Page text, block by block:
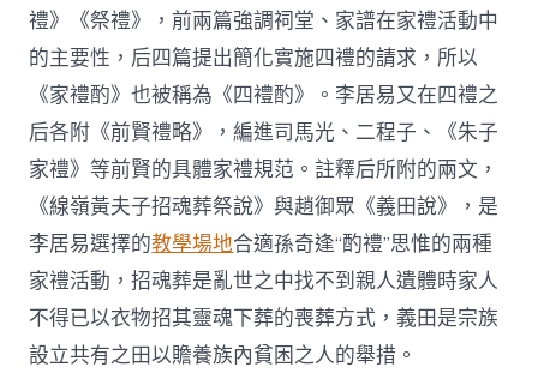
禮》《祭禮》，前兩篇強調祠堂、家譜在家禮活動中
的主要性，后四篇提出簡化實施四禮的請求，所以
《家禮酌》也被稱為《四禮酌》。李居易又在四禮之
后各附《前賢禮略》，編進司馬光、二程子、《朱子
家禮》等前賢的具體家禮規范。註釋后所附的兩文，
《線嶺黃夫子招魂葬祭說》與趙御眾《義田說》，是
李居易選擇的教學場地合適孫奇逢“酌禮”思惟的兩種
家禮活動，招魂葬是亂世之中找不到親人遺體時家人
不得已以衣物招其靈魂下葬的喪葬方式，義田是宗族
設立共有之田以贍養族內貧困之人的舉措。